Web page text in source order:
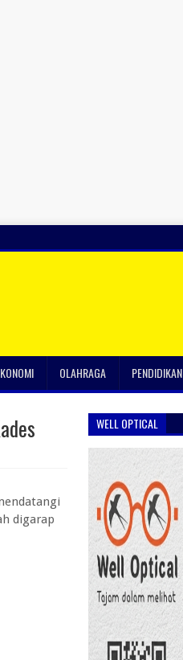
OLAHRAGA PENDIDIKAN
digarap
WELL OPTICAL